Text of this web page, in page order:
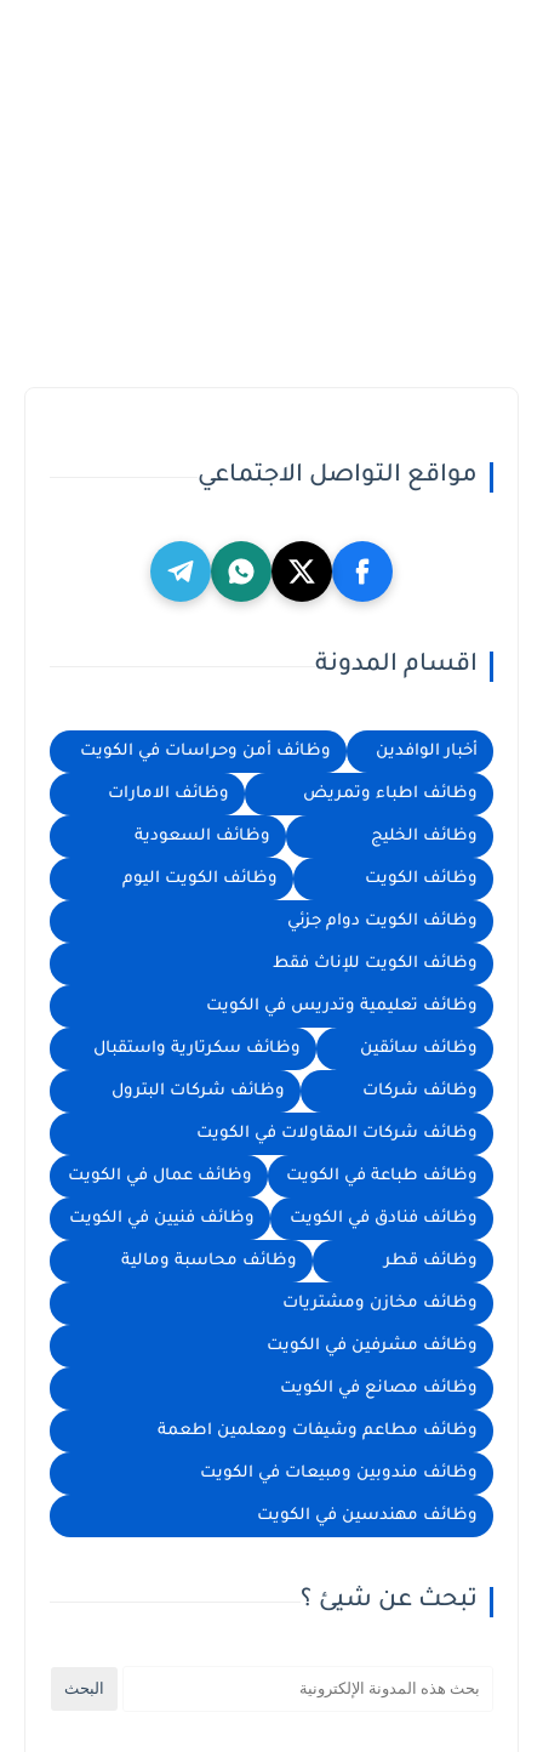
مواقع التواصل الاجتماعي
اقسام المدونة
أخبار الوافدين وظائف أمن وحراسات في الكويت
وظائف اطباء وتمريض وظائف الامارات
وظائف الخليج وظائف السعودية
وظائف الكويت وظائف الكويت اليوم
وظائف الكويت دوام جزئي
وظائف الكويت للإناث فقط
وظائف تعليمية وتدريس في الكويت
وظائف سائقين وظائف سكرتارية واستقبال
وظائف شركات وظائف شركات البترول
وظائف شركات المقاولات في الكويت
وظائف طباعة في الكويت وظائف عمال في الكويت
وظائف فنادق في الكويت وظائف فنيين في الكويت
وظائف قطر وظائف محاسبة ومالية
وظائف مخازن ومشتريات
وظائف مشرفين في الكويت
وظائف مصانع في الكويت
وظائف مطاعم وشيفات ومعلمين اطعمة
وظائف مندوبين ومبيعات في الكويت
وظائف مهندسين في الكويت
تبحث عن شيئ ؟